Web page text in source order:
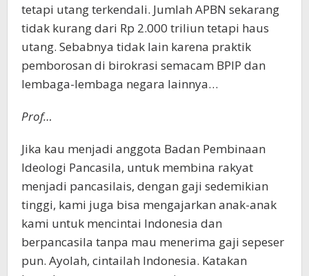
tetapi utang terkendali. Jumlah APBN sekarang
tidak kurang dari Rp 2.000 triliun tetapi haus
utang. Sebabnya tidak lain karena praktik
pemborosan di birokrasi semacam BPIP dan
lembaga-lembaga negara lainnya…
Prof…
Jika kau menjadi anggota Badan Pembinaan
Ideologi Pancasila, untuk membina rakyat
menjadi pancasilais, dengan gaji sedemikian
tinggi, kami juga bisa mengajarkan anak-anak
kami untuk mencintai Indonesia dan
berpancasila tanpa mau menerima gaji sepeser
pun. Ayolah, cintailah Indonesia. Katakan